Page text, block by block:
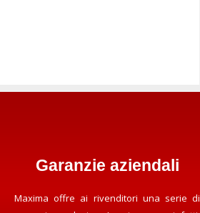
Garanzie aziendali
Maxima offre ai rivenditori una serie di